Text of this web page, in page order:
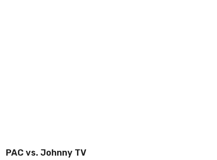
PAC vs. Johnny TV